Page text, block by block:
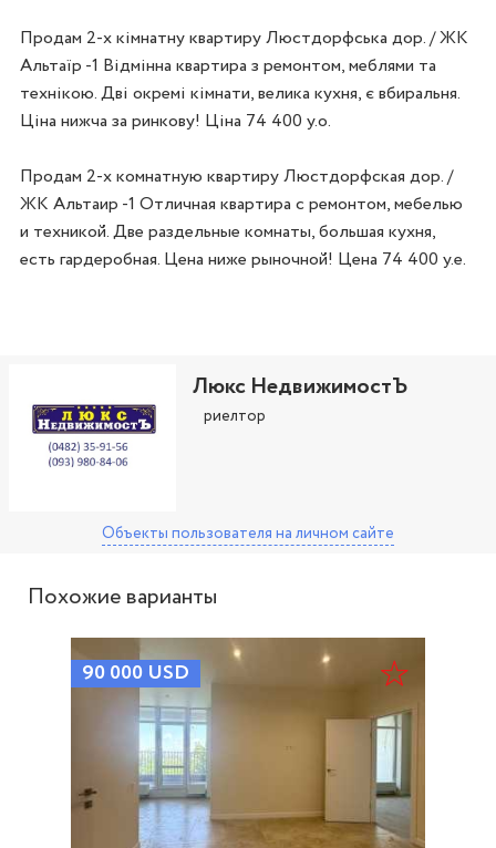
Продам 2-х кімнатну квартиру Люстдорфська дор. / ЖК
Альтаїр -1 Відмінна квартира з ремонтом, меблями та
технікою. Дві окремі кімнати, велика кухня, є вбиральня.
Ціна нижча за ринкову! Ціна 74 400 у.о.
Продам 2-х комнатную квартиру Люстдорфская дор. /
ЖК Альтаир -1 Отличная квартира с ремонтом, мебелью
и техникой. Две раздельные комнаты, большая кухня,
есть гардеробная. Цена ниже рыночной! Цена 74 400 у.е.
Люкс НедвижимостЪ
риелтор
Объекты пользователя на личном сайте
Похожие варианты
90 000 USD